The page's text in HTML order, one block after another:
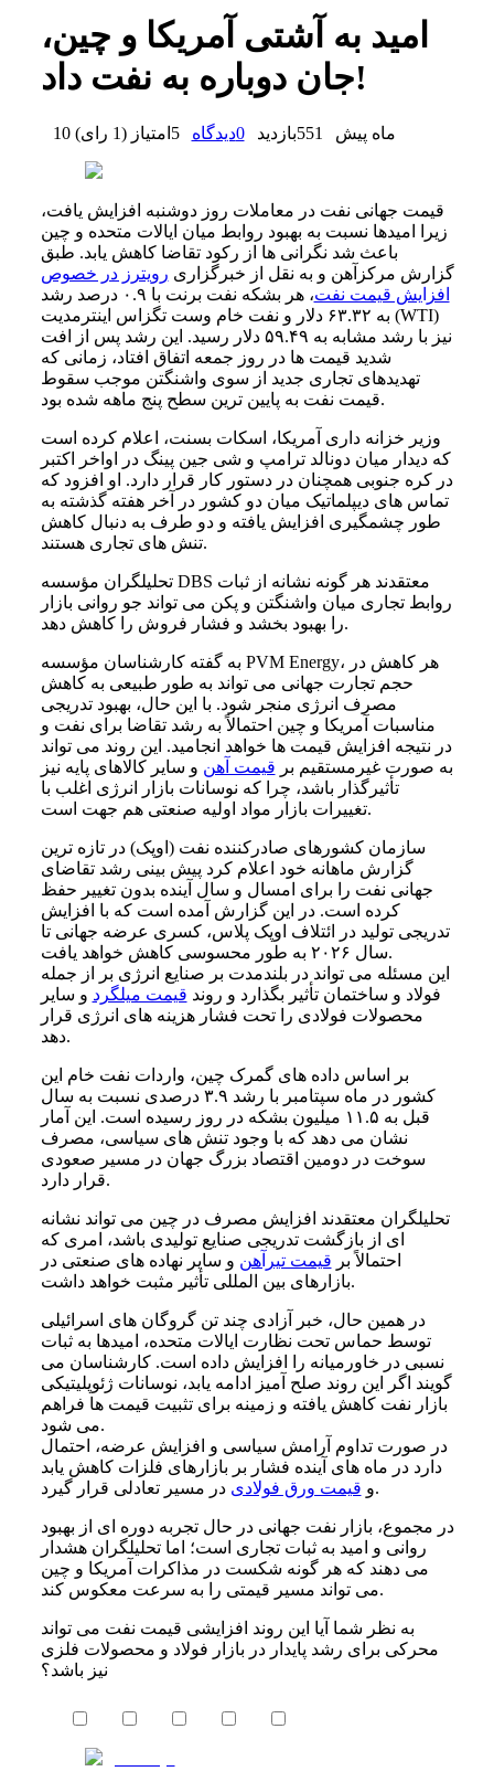
امید به آشتی آمریکا و چین،
جان دوباره به نفت داد!
10 ماه پیش 551بازدید 0دیدگاه 5 امتیاز (1 رای )
قیمت جهانی نفت در معاملات روز دوشنبه افزایش یافت،
زیرا امیدها نسبت به بهبود روابط میان ایالات متحده و چین
باعث شد نگرانی ها از رکود تقاضا کاهش یابد. طبق
گزارش مرکزآهن و به نقل از خبرگزاری رویترز در خصوص
افزایش قیمت نفت
، هر بشکه نفت برنت با ۰.۹ درصد رشد
به ۶۳.۳۲ دلار و نفت خام وست تگزاس اینترمدیت (WTI)
نیز با رشد مشابه به ۵۹.۴۹ دلار رسید. این رشد پس از افت
شدید قیمت ها در روز جمعه اتفاق افتاد، زمانی که
تهدیدهای تجاری جدید از سوی واشنگتن موجب سقوط
قیمت نفت به پایین ترین سطح پنج ماهه شده بود.
وزیر خزانه داری آمریکا، اسکات بسنت، اعلام کرده است
که دیدار میان دونالد ترامپ و شی جین پینگ در اواخر اکتبر
در کره جنوبی همچنان در دستور کار قرار دارد. او افزود که
تماس های دیپلماتیک میان دو کشور در آخر هفته گذشته به
طور چشمگیری افزایش یافته و دو طرف به دنبال کاهش
تنش های تجاری هستند.
تحلیلگران مؤسسه DBS معتقدند هر گونه نشانه از ثبات
روابط تجاری میان واشنگتن و پکن می تواند جو روانی بازار
را بهبود بخشد و فشار فروش را کاهش دهد.
به گفته کارشناسان مؤسسه PVM Energy، هر کاهش در
حجم تجارت جهانی می تواند به طور طبیعی به کاهش
مصرف انرژی منجر شود. با این حال، بهبود تدریجی
مناسبات آمریکا و چین احتمالاً به رشد تقاضا برای نفت و
در نتیجه افزایش قیمت ها خواهد انجامید. این روند می تواند
به صورت غیرمستقیم بر قیمت آهن و سایر کالاهای پایه نیز
تأثیرگذار باشد، چرا که نوسانات بازار انرژی اغلب با
تغییرات بازار مواد اولیه صنعتی هم جهت است.
سازمان کشورهای صادرکننده نفت (اوپک) در تازه ترین
گزارش ماهانه خود اعلام کرد پیش بینی رشد تقاضای
جهانی نفت را برای امسال و سال آینده بدون تغییر حفظ
کرده است. در این گزارش آمده است که با افزایش
تدریجی تولید در ائتلاف اوپک پلاس، کسری عرضه جهانی تا
سال ۲۰۲۶ به طور محسوسی کاهش خواهد یافت.
این مسئله می تواند در بلندمدت بر صنایع انرژی بر از جمله
فولاد و ساختمان تأثیر بگذارد و روند قیمت میلگرد و سایر
محصولات فولادی را تحت فشار هزینه های انرژی قرار
دهد.
بر اساس داده های گمرک چین، واردات نفت خام این
کشور در ماه سپتامبر با رشد ۳.۹ درصدی نسبت به سال
قبل به ۱۱.۵ میلیون بشکه در روز رسیده است. این آمار
نشان می دهد که با وجود تنش های سیاسی، مصرف
سوخت در دومین اقتصاد بزرگ جهان در مسیر صعودی
قرار دارد.
تحلیلگران معتقدند افزایش مصرف در چین می تواند نشانه
ای از بازگشت تدریجی صنایع تولیدی باشد، امری که
احتمالاً بر قیمت تیرآهن و سایر نهاده های صنعتی در
بازارهای بین المللی تأثیر مثبت خواهد داشت.
در همین حال، خبر آزادی چند تن گروگان های اسرائیلی
توسط حماس تحت نظارت ایالات متحده، امیدها به ثبات
نسبی در خاورمیانه را افزایش داده است. کارشناسان می
گویند اگر این روند صلح آمیز ادامه یابد، نوسانات ژئوپلیتیکی
بازار نفت کاهش یافته و زمینه برای تثبیت قیمت ها فراهم
می شود.
در صورت تداوم آرامش سیاسی و افزایش عرضه، احتمال
دارد در ماه های آینده فشار بر بازارهای فلزات کاهش یابد
و قیمت ورق فولادی در مسیر تعادلی قرار گیرد.
در مجموع، بازار نفت جهانی در حال تجربه دوره ای از بهبود
روانی و امید به ثبات تجاری است؛ اما تحلیلگران هشدار
می دهند که هر گونه شکست در مذاکرات آمریکا و چین
می تواند مسیر قیمتی را به سرعت معکوس کند.
به نظر شما آیا این روند افزایشی قیمت نفت می تواند
محرکی برای رشد پایدار در بازار فولاد و محصولات فلزی
نیز باشد؟